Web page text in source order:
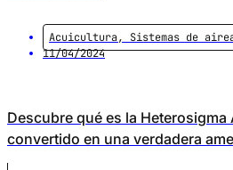
Acuicultura, Sistemas de
11/04/2024
Descubre qué es la
convertido en una verdadera
Acuicultura